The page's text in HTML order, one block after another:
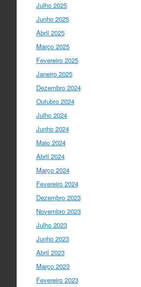
Ciência foi o momento
para a mudança do ensino
I Gulbenkian Ciência
Fantastic closing up of
about "Communicating at
Science" with the…
twitter.com/i/web/status/1…
Ciência Viva
"Hoje fazemos parte de
europeias
um objetivo comum: a
problemas mun…
twitter.com/i/web/status/1…
Ciência Viva
“O impacto dos jovens
como eu, na sociedade é
fecha…
Ciência Viva
cultura científica no futuro
em direto do
Julho 2025
Junho 2025
Abril 2025
Março 2025
Fevereiro 2025
Janeiro 2025
Dezembro 2024
Outubro 2024
Julho 2024
Junho 2024
Maio 2024
Abril 2024
Março 2024
Fevereiro 2024
Dezembro 2023
Novembro 2023
Julho 2023
Junho 2023
Abril 2023
Março 2023
Fevereiro 2023